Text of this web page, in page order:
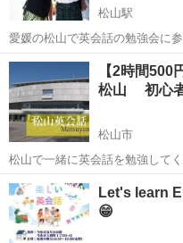
松山駅
愛媛の松山で英会話の勉強会に参加しませんか
は、英会話の勉強会を開催して
http://www.ehimeenglish.com/
レベル分けされた...
愛媛 松山市 松山駅
【2時間500
松山 初心
松山市
松山で一緒に英会話を勉強してくれる人募
とは一言で「英語を勉強してい
しょう」というものです。 私も実は昔、英会話にはすごく苦手意識
（英語を話すことへの恥ず...
愛媛 松山市
Let's learn
😁